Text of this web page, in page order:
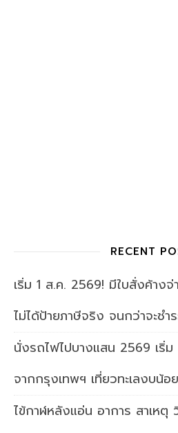
RECENT
เริ่ม 1 ส.ค. 2569! มีใบสั่งค้าง
ไม่ได้ป้ายภาษีจริง จนกว่าจะชำ
นั่งรถไฟไปบางแสน 2569 เริ่
จากกรุงเทพฯ เที่ยวทะเลงบน้อย
ไข้กาฬหลังแอ่น อาการ สาเหตุ